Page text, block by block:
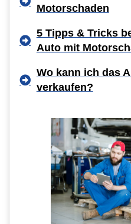
Motorschaden
5 Tipps & Tricks
Auto mit
Wo kann ich das
verkaufen?